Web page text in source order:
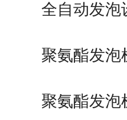
全自动发泡
聚氨酯发泡
聚氨酯发